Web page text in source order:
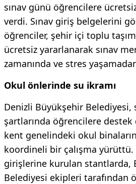
sınav günü öğrencilere
verdi. Sınav giriş belgelerini
öğrenciler, şehir içi toplu
ücretsiz yararlanarak sınav
zamanında ve stres
Okul önlerinde su ikramı
Denizli Büyükşehir Belediyesi,
şartlarında öğrencilere destek
kent genelindeki okul
koordineli bir çalışma yürüttü.
girişlerine kurulan stantlarda,
Belediyesi ekipleri tarafından